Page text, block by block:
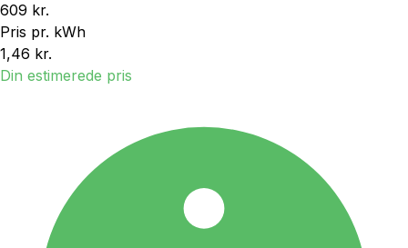
609 kr.
Pris pr. kWh
1,46 kr.
Din estimerede pris